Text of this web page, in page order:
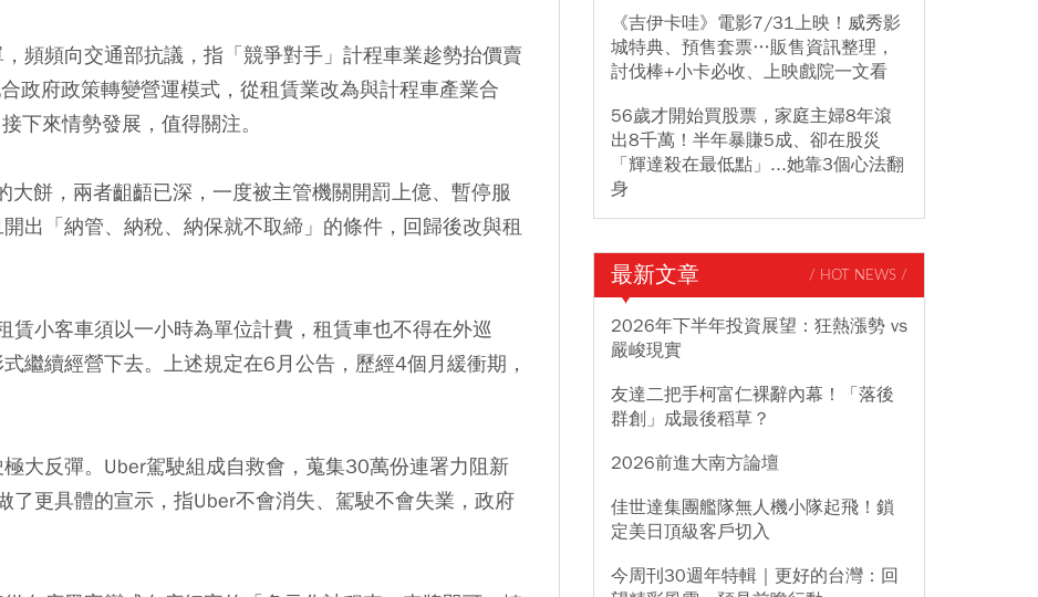
頻頻向交通部抗議，指「競爭對手」計程車業趁勢抬價賣
政府政策轉變營運模式，從租賃業改為與計程車產業合
下來情勢發展，值得關注。
餅，兩者齟齬已深，一度被主管機關開罰上億、暫停服
出「納管、納稅、納保就不取締」的條件，回歸後改與租
賃小客車須以一小時為單位計費，租賃車也不得在外巡
繼續經營下去。上述規定在6月公告，歷經4個月緩衝期，
大反彈。Uber駕駛組成自救會，蒐集30萬份連署力阻新
了更具體的宣示，指Uber不會消失、駕駛不會失業，政府
《吉伊卡哇》電影7/31上映！威秀影
城特典、預售套票…販售資訊整理，
討伐棒+小卡必收、上映戲院一文看
56歲才開始買股票，家庭主婦8年滾
出8千萬！半年暴賺5成、卻在股災
「輝達殺在最低點」...她靠3個心法翻
身
最新文章 / HOT NEWS /
2026年下半年投資展望：狂熱漲勢 vs
嚴峻現實
友達二把手柯富仁裸辭內幕！「落後
群創」成最後稻草？
2026前進大南方論壇
佳世達集團艦隊無人機小隊起飛！鎖
定美日頂級客戶切入
今周刊30週年特輯｜更好的台灣：回